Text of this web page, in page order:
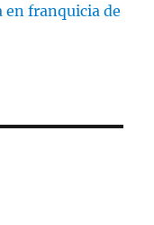
en franquicia de